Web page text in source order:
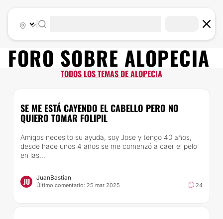
|
FORO SOBRE ALOPECIA
TODOS LOS TEMAS DE ALOPECIA
SE ME ESTÁ CAYENDO EL CABELLO PERO NO
QUIERO TOMAR FOLIPIL
Amigos necesito su ayuda, soy Jose y tengo 40 años,
desde hace unos 4 años se me comenzó a caer el pelo
en las...
JU JuanBastian
Último comentario: 25 mar 2025 24